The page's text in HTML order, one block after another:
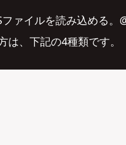
ファイルを読み込める
は、下記の4種類です。